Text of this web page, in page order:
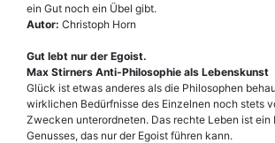
ein Gut noch ein Übel gibt.
Autor: Christoph Horn
Gut lebt nur der Egoist.
Max Stirners Anti-Philosophie als Lebenskunst
Glück ist etwas anderes als die Philosophen
wirklichen Bedürfnisse des Einzelnen noch stets
Zwecken unterordneten. Das rechte Leben ist ein
Genusses, das nur der Egoist führen kann.